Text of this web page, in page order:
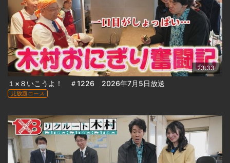
23:33
１×８いこうよ！ ＃1226 2026年7月5日放送
見放題コース